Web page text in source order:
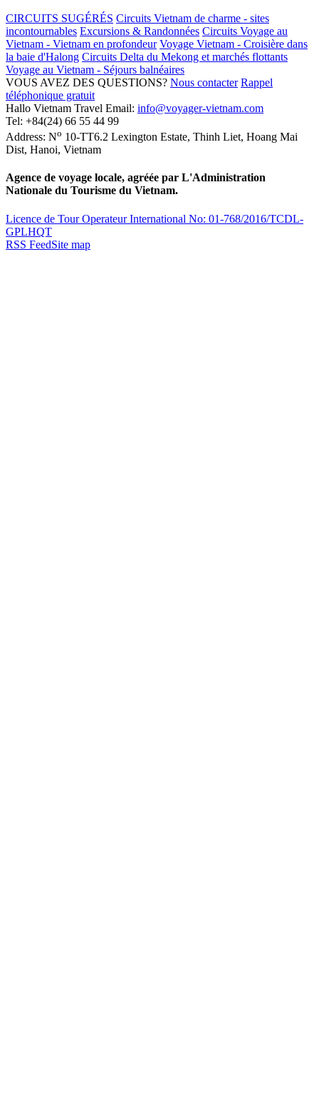
CIRCUITS SUGÉRÉS Circuits Vietnam de charme - sites
incontournables Excursions & Randonnées Circuits Voyage au
Vietnam - Vietnam en profondeur Voyage Vietnam - Croisière dans
la baie d'Halong Circuits Delta du Mekong et marchés flottants
Voyage au Vietnam - Séjours balnéaires
VOUS AVEZ DES QUESTIONS? Nous contacter Rappel
téléphonique gratuit
Hallo Vietnam Travel Email: info@voyager-vietnam.com
Tel: +84(24) 66 55 44 99
Address: No 10-TT6.2 Lexington Estate, Thinh Liet, Hoang Mai
Dist, Hanoi, Vietnam
Agence de voyage locale, agréée par L'Administration
Nationale du Tourisme du Vietnam.
Licence de Tour Operateur International No: 01-768/2016/TCDL-
GPLHQT
RSS FeedSite map